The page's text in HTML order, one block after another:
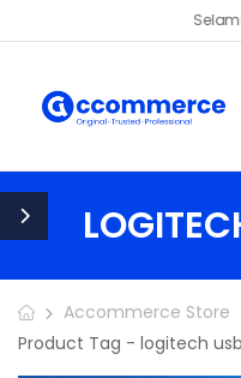
Accommerce Store
Product Tag - logitech